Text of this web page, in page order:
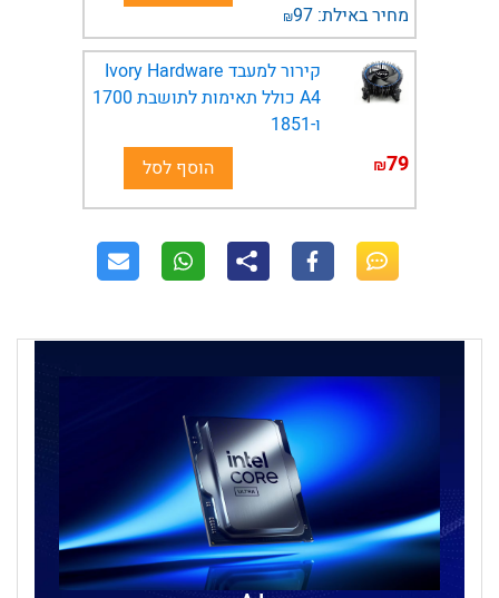
מחיר באילת: 97
₪
קירור למעבד Ivory Hardware
A4 כולל תאימות לתושבת 1700
ו-1851
79
₪ הוסף לסל